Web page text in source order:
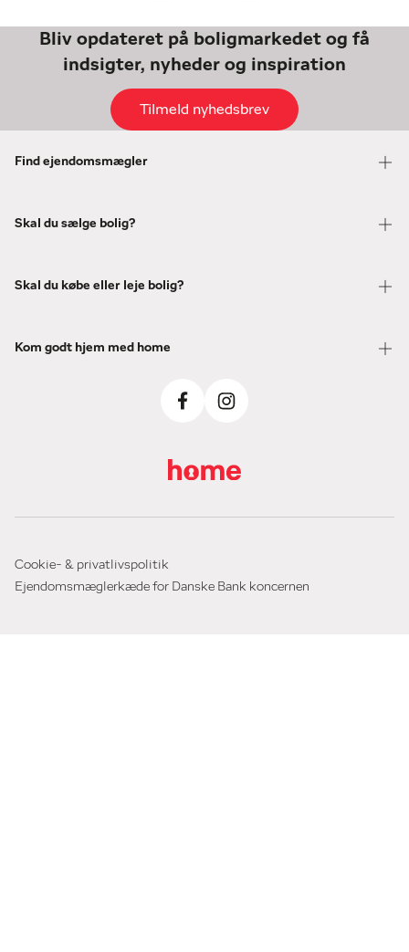
Bliv opdateret på boligmarkedet og få
indsigter, nyheder og inspiration
Tilmeld nyhedsbrev
Find ejendomsmægler
Skal du sælge bolig?
Skal du købe eller leje bolig?
Kom godt hjem med home
Cookie- & privatlivspolitik
Ejendomsmæglerkæde for Danske Bank koncernen